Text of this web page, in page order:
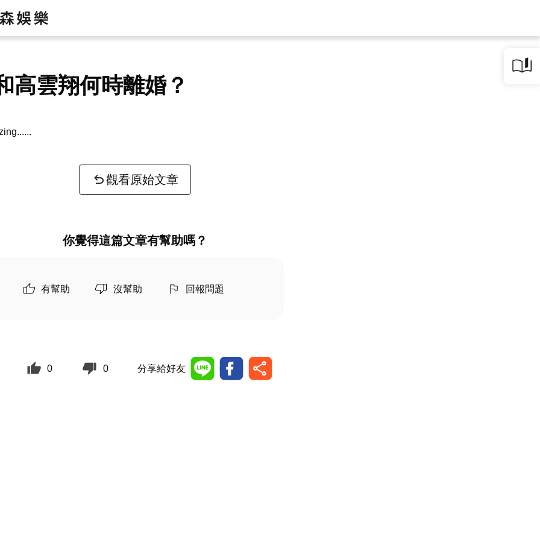
高雲翔何時離婚？
觀看原始文章
你覺得這篇文章有幫助嗎？
有幫助 沒幫助 回報問題
0 0 分享給好友